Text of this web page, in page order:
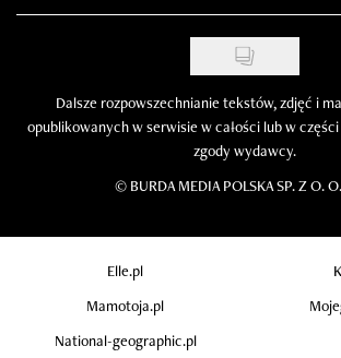
Dalsze rozpowszechnianie tekstów, zdjęć i
opublikowanych w serwisie w całości lub w
zgody wydawcy.
© BURDA MEDIA POLSKA SP. Z O.
Elle.pl
Mamotoja.pl
National-geographic.pl